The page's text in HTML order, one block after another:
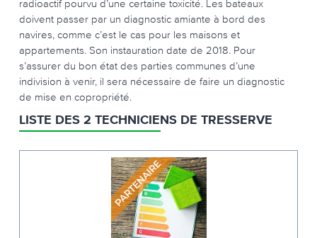
radioactif pourvu d’une certaine toxicité. Les bateaux
doivent passer par un diagnostic amiante à bord des
navires, comme c’est le cas pour les maisons et
appartements. Son instauration date de 2018. Pour
s’assurer du bon état des parties communes d’une
indivision à venir, il sera nécessaire de faire un diagnostic
de mise en copropriété.
LISTE DES 2 TECHNICIENS DE TRESSERVE